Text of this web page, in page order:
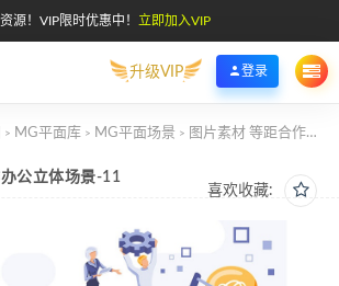
源！VIP限时优惠中！ 立即加入VIP
升级VIP 登录
> MG平面库 > MG平面场景 > 图片素材 等距合作办公立体场景-11
喜欢收藏:
公立体场景-11